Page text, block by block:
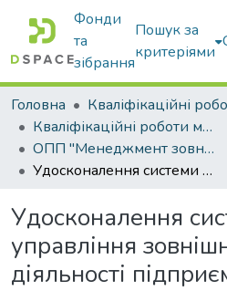
Фонди
та
зібрання
Пошук за
критеріями
Головна
Кваліфікаційні
Кваліфікаційні роботи магістрів
ОПП "Менеджмент зовнішньоекономічної діяльності"
Удосконалення системи управління зовнішньоекономічної діяльності підприємства
Удосконалення
управління
діяльності